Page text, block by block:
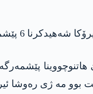
ڤه‌دبێژه‌:
بوو مه‌ ژی ره‌وشا